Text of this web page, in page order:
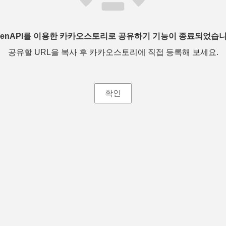
를 이용한 카카오스토리로 공유하기 기능이 종료되었습
공유할 URL을 복사 후 카카오스토리에 직접 등록해 보세요.
확인